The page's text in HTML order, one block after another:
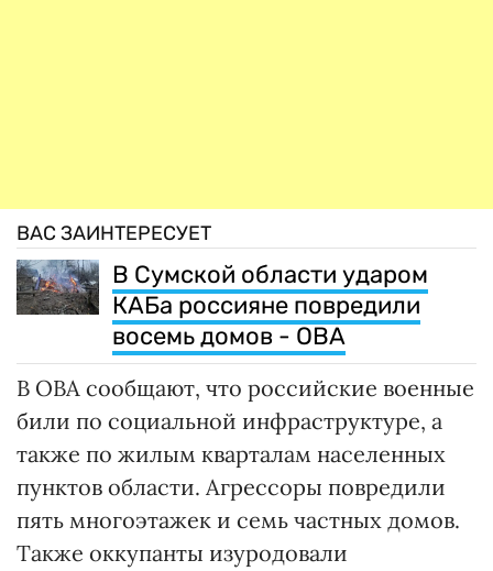
ВАС ЗАИНТЕРЕСУЕТ
В Сумской области ударом
КАБа россияне повредили
восемь домов - ОВА
В ОВА сообщают, что российские военные
били по социальной инфраструктуре, а
также по жилым кварталам населенных
пунктов области. Агрессоры повредили
пять многоэтажек и семь частных домов.
Также оккупанты изуродовали